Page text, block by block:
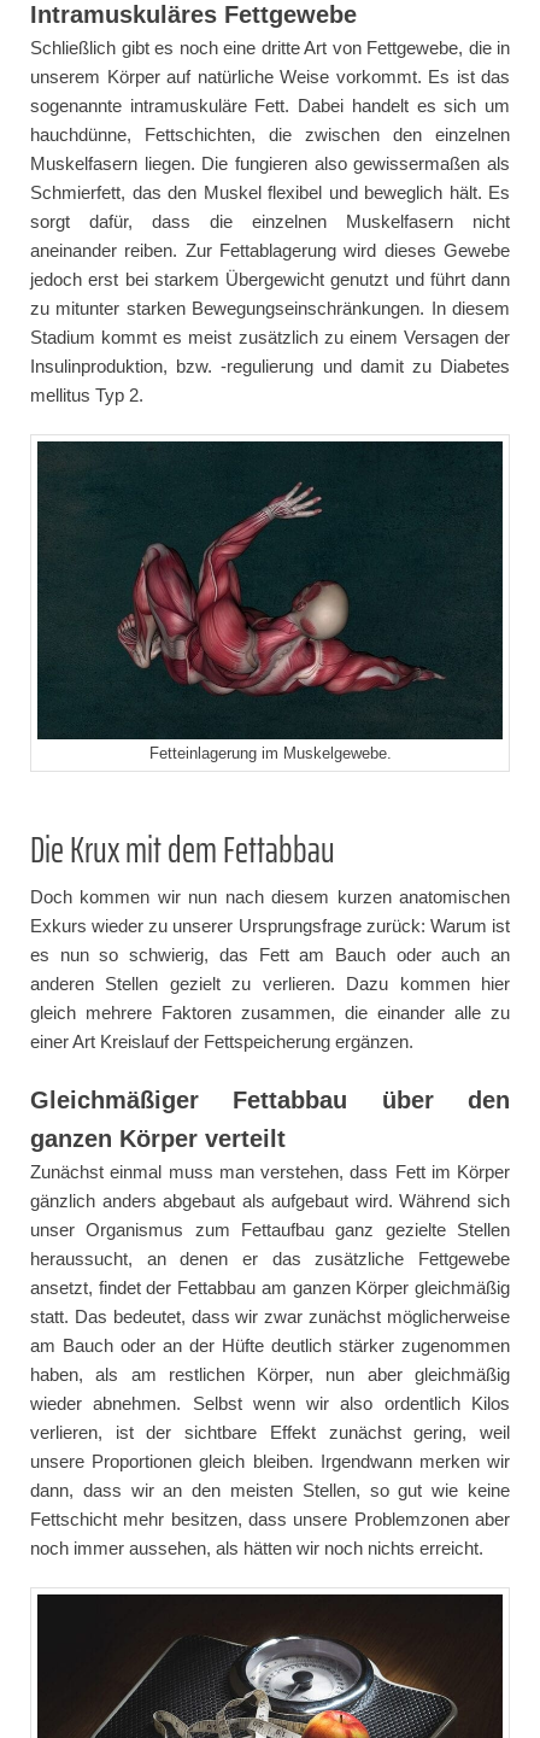
Intramuskuläres Fettgewebe
Schließlich gibt es noch eine dritte Art von Fettgewebe, die in
unserem Körper auf natürliche Weise vorkommt. Es ist das
sogenannte intramuskuläre Fett. Dabei handelt es sich um
hauchdünne, Fettschichten, die zwischen den einzelnen
Muskelfasern liegen. Die fungieren also gewissermaßen als
Schmierfett, das den Muskel flexibel und beweglich hält. Es
sorgt dafür, dass die einzelnen Muskelfasern nicht
aneinander reiben. Zur Fettablagerung wird dieses Gewebe
jedoch erst bei starkem Übergewicht genutzt und führt dann
zu mitunter starken Bewegungseinschränkungen. In diesem
Stadium kommt es meist zusätzlich zu einem Versagen der
Insulinproduktion, bzw. -regulierung und damit zu Diabetes
mellitus Typ 2.
Fetteinlagerung im Muskelgewebe.
Die Krux mit dem Fettabbau
Doch kommen wir nun nach diesem kurzen anatomischen
Exkurs wieder zu unserer Ursprungsfrage zurück: Warum ist
es nun so schwierig, das Fett am Bauch oder auch an
anderen Stellen gezielt zu verlieren. Dazu kommen hier
gleich mehrere Faktoren zusammen, die einander alle zu
einer Art Kreislauf der Fettspeicherung ergänzen.
Gleichmäßiger Fettabbau über den
ganzen Körper verteilt
Zunächst einmal muss man verstehen, dass Fett im Körper
gänzlich anders abgebaut als aufgebaut wird. Während sich
unser Organismus zum Fettaufbau ganz gezielte Stellen
heraussucht, an denen er das zusätzliche Fettgewebe
ansetzt, findet der Fettabbau am ganzen Körper gleichmäßig
statt. Das bedeutet, dass wir zwar zunächst möglicherweise
am Bauch oder an der Hüfte deutlich stärker zugenommen
haben, als am restlichen Körper, nun aber gleichmäßig
wieder abnehmen. Selbst wenn wir also ordentlich Kilos
verlieren, ist der sichtbare Effekt zunächst gering, weil
unsere Proportionen gleich bleiben. Irgendwann merken wir
dann, dass wir an den meisten Stellen, so gut wie keine
Fettschicht mehr besitzen, dass unsere Problemzonen aber
noch immer aussehen, als hätten wir noch nichts erreicht.